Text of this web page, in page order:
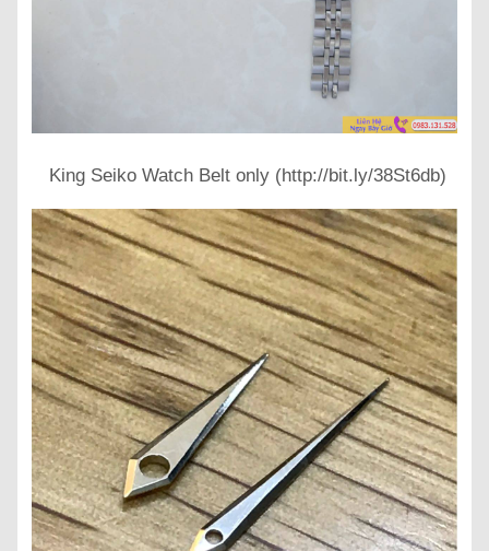
King Seiko Watch Belt only (http://bit.ly/38St6db)